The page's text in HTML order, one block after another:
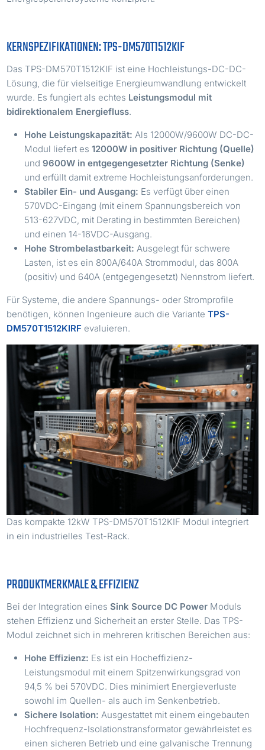
KERNSPEZIFIKATIONEN: TPS-DM570T1512KIF
Das TPS-DM570T1512KIF ist eine Hochleistungs-DC-DC-
Lösung, die für vielseitige Energieumwandlung entwickelt
wurde. Es fungiert als echtes Leistungsmodul mit
bidirektionalem Energiefluss.
Hohe Leistungskapazität: Als 12000W/9600W DC-DC-
Modul liefert es12000W in positiver Richtung (Quelle)
und9600W in entgegengesetzter Richtung (Senke)
und erfüllt damit extreme Hochleistungsanforderungen.
Stabiler Ein- und Ausgang: Es verfügt über einen
570VDC-Eingang (mit einem Spannungsbereich von
513-627VDC, mit Derating in bestimmten Bereichen)
und einen 14-16VDC-Ausgang.
Hohe Strombelastbarkeit: Ausgelegt für schwere
Lasten, ist es ein 800A/640A Strommodul, das 800A
(positiv) und 640A (entgegengesetzt) Nennstrom liefert.
Für Systeme, die andere Spannungs- oder Stromprofile
benötigen, können Ingenieure auch die VarianteTPS-
DM570T1512KIRF evaluieren.
Das kompakte 12kW TPS-DM570T1512KIF Modul integriert
in ein industrielles Test-Rack.
PRODUKTMERKMALE & EFFIZIENZ
Bei der Integration einesSink Source DC Power Moduls
stehen Effizienz und Sicherheit an erster Stelle. Das TPS-
Modul zeichnet sich in mehreren kritischen Bereichen aus:
Hohe Effizienz: Es ist ein Hocheffizienz-
Leistungsmodul mit einem Spitzenwirkungsgrad von
94,5 % bei 570VDC. Dies minimiert Energieverluste
sowohl im Quellen- als auch im Senkenbetrieb.
Sichere Isolation: Ausgestattet mit einem eingebauten
Hochfrequenz-Isolationstransformator gewährleistet es
einen sicheren Betrieb und eine galvanische Trennung